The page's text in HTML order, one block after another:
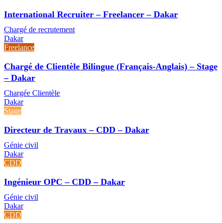
International Recruiter – Freelancer – Dakar
Chargé de recrutement
Dakar
Freelance
Chargé de Clientèle Bilingue (Français-Anglais) – Stage
– Dakar
Chargée Clientèle
Dakar
Stage
Directeur de Travaux – CDD – Dakar
Génie civil
Dakar
CDD
Ingénieur OPC – CDD – Dakar
Génie civil
Dakar
CDD